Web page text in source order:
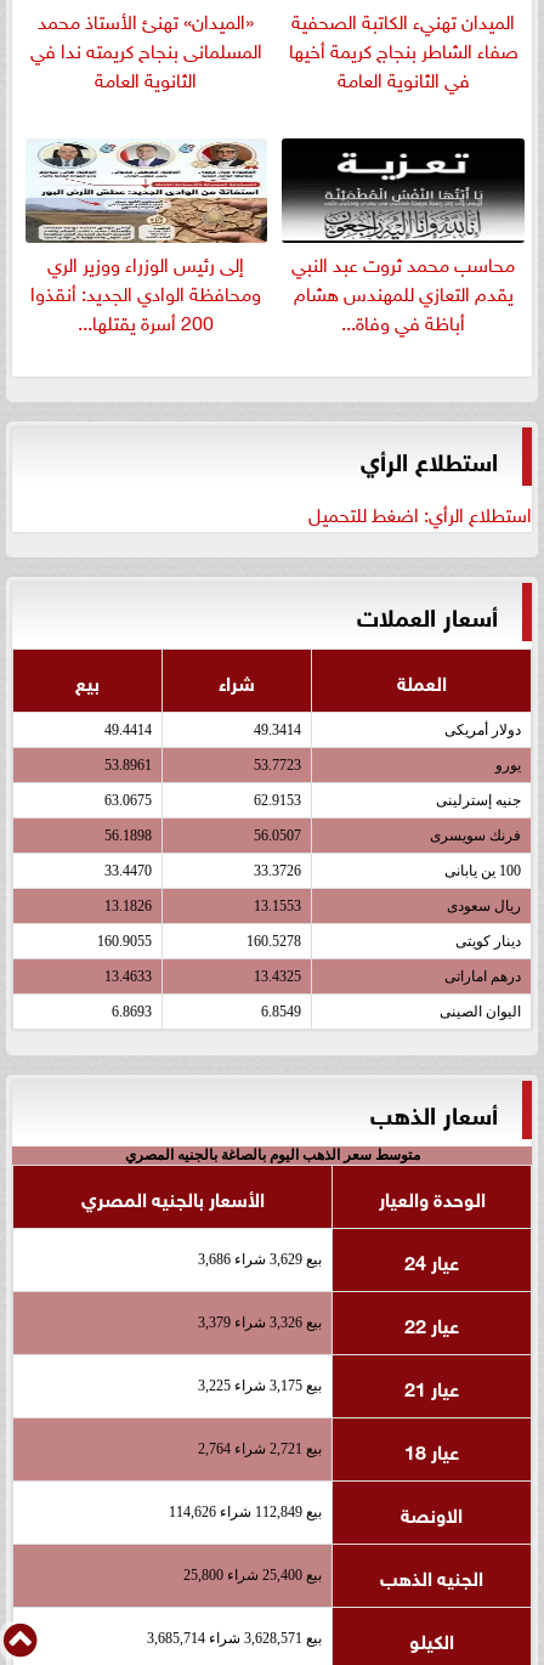
الميدان تهنيء الكاتبة الصحفية
صفاء الشاطر بنجاج كريمة أخيها
في الثانوية العامة
«الميدان» تهنئ الأستاذ محمد
المسلمانى بنجاح كريمته ندا في
الثانوية العامة
​محاسب محمد ثروت عبد النبي
يقدم التعازي للمهندس هشام
أباظة في وفاة...
إلى رئيس الوزراء ووزير الري
ومحافظة الوادي الجديد: أنقذوا
200 أسرة يقتلها...
استطلاع الرأي
استطلاع الرأي: اضغط للتحميل
أسعار العملات
العملة شراء بيع
دولار أمريكى 49.3414
49.4414
يورو 53.7723
53.8961
جنيه إسترلينى 62.9153
63.0675
فرنك سويسرى 56.0507
56.1898
100 ين يابانى 33.3726
33.4470
ريال سعودى 13.1553
13.1826
دينار كويتى 160.5278
160.9055
درهم اماراتى 13.4325
13.4633
اليوان الصينى 6.8549
6.8693
أسعار الذهب
متوسط سعر الذهب اليوم بالصاغة بالجنيه المصري
الوحدة والعيار
الأسعار بالجنيه المصري
عيار 24
بيع 3,629 شراء 3,686
عيار 22 بيع 3,326 شراء 3,379
عيار 21 بيع 3,175 شراء 3,225
عيار 18 بيع 2,721 شراء 2,764
الاونصة بيع 112,849 شراء 114,626
الجنيه الذهب بيع 25,400 شراء 25,800
الكيلو بيع 3,628,571 شراء 3,685,714